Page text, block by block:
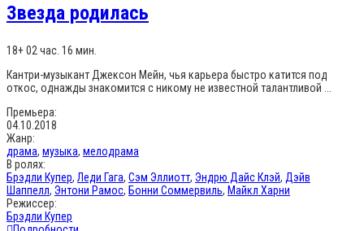
Звезда родилась
18+02 час. 16 мин.
Кантри-музыкант Джексон Мейн, чья карьера быстро катится под
откос, однажды знакомится с никому не известной талантливой ...
Премьера:
04.10.2018
Жанр:
драма, музыка, мелодрама
В ролях:
Брэдли Купер, Леди Гага, Сэм Эллиотт, Эндрю Дайс Клэй, Дэйв
Шаппелл, Энтони Рамос, Бонни Соммервиль, Майкл Харни
Режиссер:
Брэдли Купер